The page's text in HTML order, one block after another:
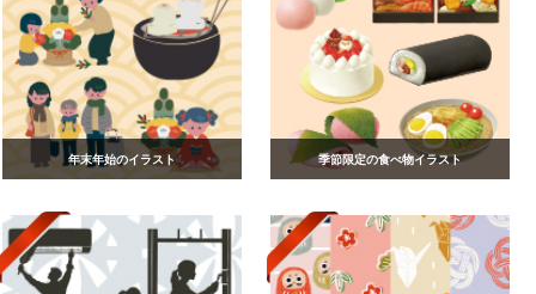
年末年始のイラスト 季節限定の食べ物イラスト